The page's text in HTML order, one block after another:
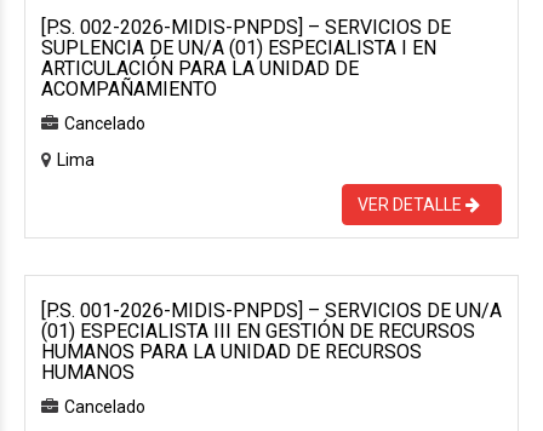
[P.S. 002-2026-MIDIS-PNPDS] – SERVICIOS DE
SUPLENCIA DE UN/A (01) ESPECIALISTA I EN
ARTICULACIÓN PARA LA UNIDAD DE
ACOMPAÑAMIENTO
Cancelado
Lima
VER DETALLE
[P.S. 001-2026-MIDIS-PNPDS] – SERVICIOS DE UN/A
(01) ESPECIALISTA III EN GESTIÓN DE RECURSOS
HUMANOS PARA LA UNIDAD DE RECURSOS
HUMANOS
Cancelado